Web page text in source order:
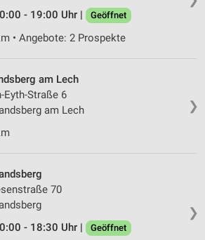
- 19:00 Uhr | Geöffnet
• Angebote: 2 Prospekte
❯
am Lech
Eyth-Straße 6
am Lech
❯
70
- 18:30 Uhr |
Geöffnet